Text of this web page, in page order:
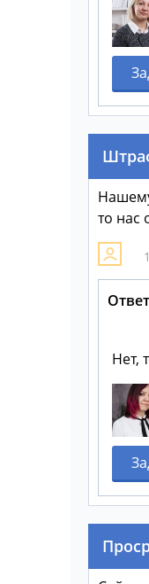
то нас
Нет,